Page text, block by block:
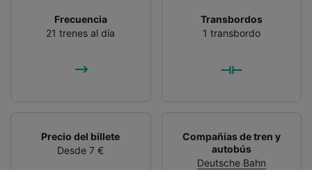
Frecuencia
21 trenes al día
Transbordos
1 transbordo
Precio del billete
Desde 7 €
Compañías de tren y
autobús
Deutsche Bahn